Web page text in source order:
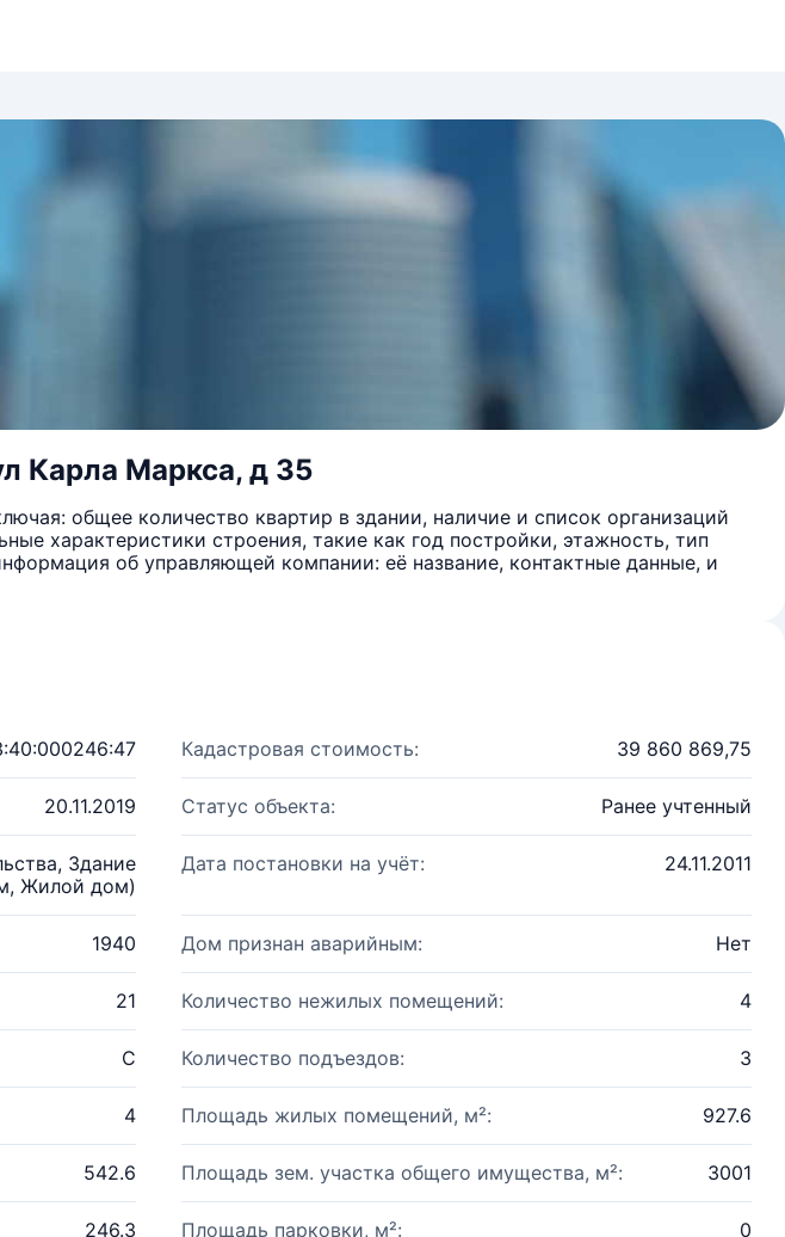
Карла Маркса, д 35
общее количество квартир в здании, наличие и список организаций
характеристики строения, такие как год постройки, этажность, тип
об управляющей компании: её название, контактные данные, и
Кадастровая стоимость: 39 860 869,75
20.11.2019 Статус объекта: Ранее учтенный
Здание
Жилой дом)
Дата постановки на учёт: 24.11.2011
1940 Дом признан аварийным: Нет
21 Количество нежилых помещений: 4
C Количество подъездов: 3
4 Площадь жилых помещений, м²: 927.6
542.6 Площадь зем. участка общего имущества, м²: 3001
246.3 Площадь парковки, м²: 0